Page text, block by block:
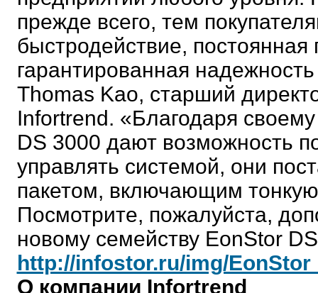
прежде всего, тем
быстродействие, постоянная
гарантированная
Thomas Kao, старший
Infortrend. «Благодаря
DS 3000 дают возможность
управлять системой, они
пакетом, включающим
Посмотрите, пожалуйста,
новому семейству EonStor
http://infostor.ru/img/
О компании Infortrend